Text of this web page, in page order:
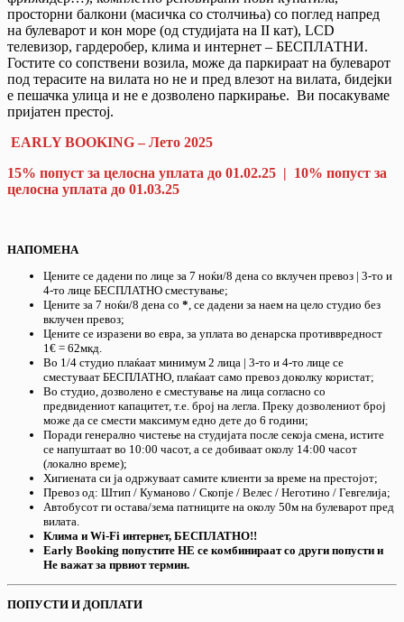
просторни балкони (масичка со столчиња) со поглед напред
на булеварот и кон море (од студијата на II кат), LCD
телевизор, гардеробер, клима и интернет – БЕСПЛАТНИ.
Гостите со сопствени возила, може да паркираат на булеварот
под терасите на вилата но не и пред влезот на вилата, бидејки
е пешачка улица и не е дозволено паркирање. Ви посакуваме
пријатен престој.
EARLY BOOKING – Лето 2025
15% попуст за целосна уплата до 01.02.25 | 10% попуст за
целосна уплата до 01.03.25
НАПОМЕНА
Цените се дадени по лице за 7 ноќи/8 дена со вклучен превоз | 3-то и
4-то лице БЕСПЛАТНО сместување;
Цените за 7 ноќи/8 дена со * , се дадени за наем на цело студио без
вклучен превоз;
Цените се изразени во евра, за уплата во денарска противвредност
1€ = 62мкд.
Во 1/4 студио плаќаат минимум 2 лица | 3-то и 4-то лице се
сместуваат БЕСПЛАТНО, плаќаат само превоз доколку користат;
Во студио, дозволено е сместување на лица согласно со
предвидениот капацитет, т.е. број на легла. Преку дозволениот број
може да се смести максимум едно дете до 6 години;
Поради генерално чистење на студијата после секоја смена, истите
се напуштаат во 10:00 часот, а се добиваат околу 14:00 часот
(локално време);
Хигиената си ја одржуваат самите клиенти за време на престојот;
Превоз од: Штип / Куманово / Скопје / Велес / Неготино / Гевгелија;
Автобусот ги остава/зема патниците на околу 50м на булеварот пред
вилата.
Клима и Wi-Fi интернет, БЕСПЛАТНО!!
Еarly Booking попустите НЕ се комбинираат со други попусти и
Не важат за првиот термин.
ПОПУСТИ И ДОПЛАТИ